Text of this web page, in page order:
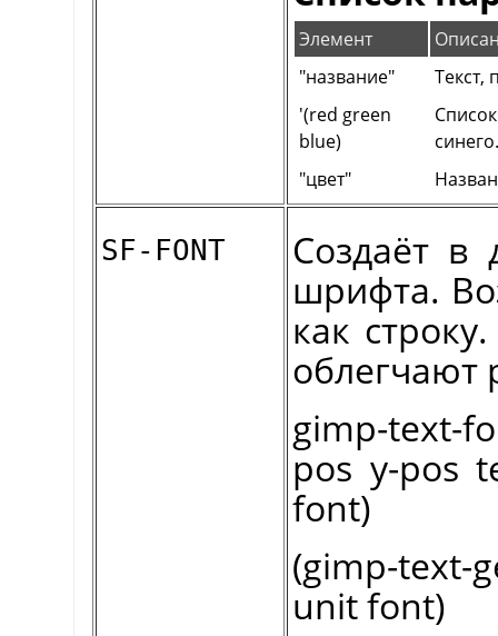
Элемент
"название"
Текст,
'(red green
blue)
синего.
"цвет"
SF-FONT
Создаёт в
шрифта.
как
облегчают
gimp-text-
pos y-pos
font)
(gimp-text-
unit font)